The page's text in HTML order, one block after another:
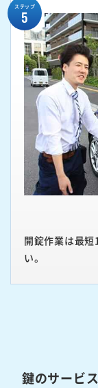
ステップ
5
開錠作業は最
い。
鍵のサービ